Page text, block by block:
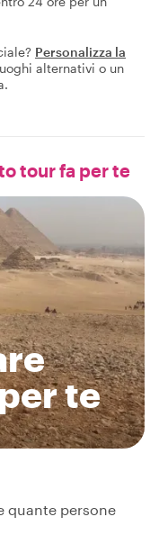
Personalizza la
alternativi o un
tour fa per te
te
quante persone